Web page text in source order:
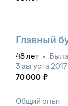
Главный
48лет • Была
3 августа 2017
70 000 ₽
Общий опыт